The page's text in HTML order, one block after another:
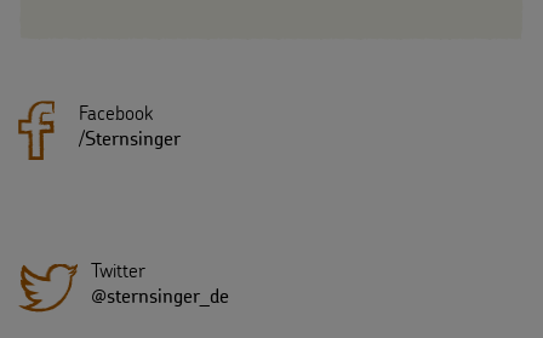
Facebook
/Sternsinger
Twitter
@sternsinger_de